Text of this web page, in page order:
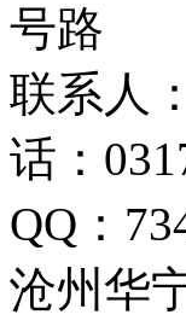
号路
联系人
话：
QQ：
沧州华